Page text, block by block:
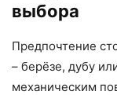
выбора
Предпочтение
– берёзе, дубу
механическим